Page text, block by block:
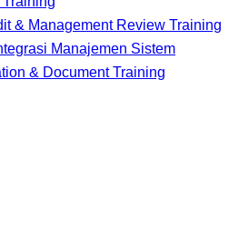
& Management Review Training
Manajemen Sistem
& Document Training